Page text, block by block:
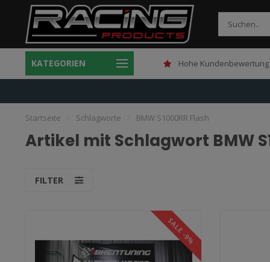
KATEGORIEN
Gratis verzending boven 150,- Hohe Kundenbewertung
Startseite Schlagworte BMW S1000RR Flash
Artikel mit Schlagwort BMW
FILTER
SALE -9%